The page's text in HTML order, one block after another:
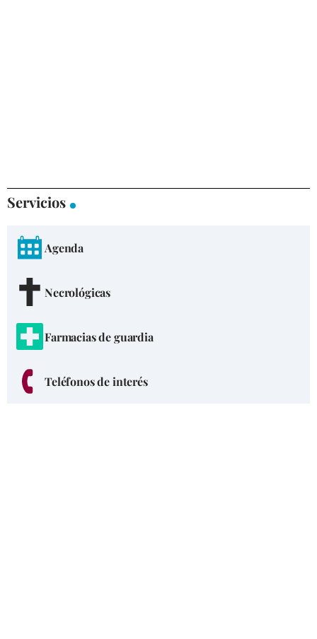
Servicios
Agenda
Necrológicas
Farmacias de guardia
Teléfonos de interés